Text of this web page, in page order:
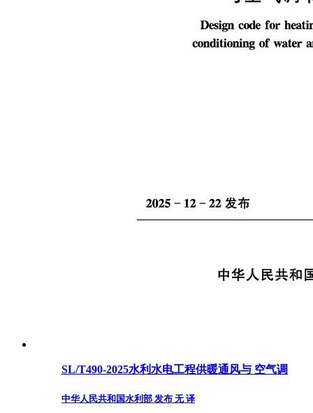
SL/T490-2025水利水电工程供暖通风与 空气调
中华人民共和国水利部 发布 无 译